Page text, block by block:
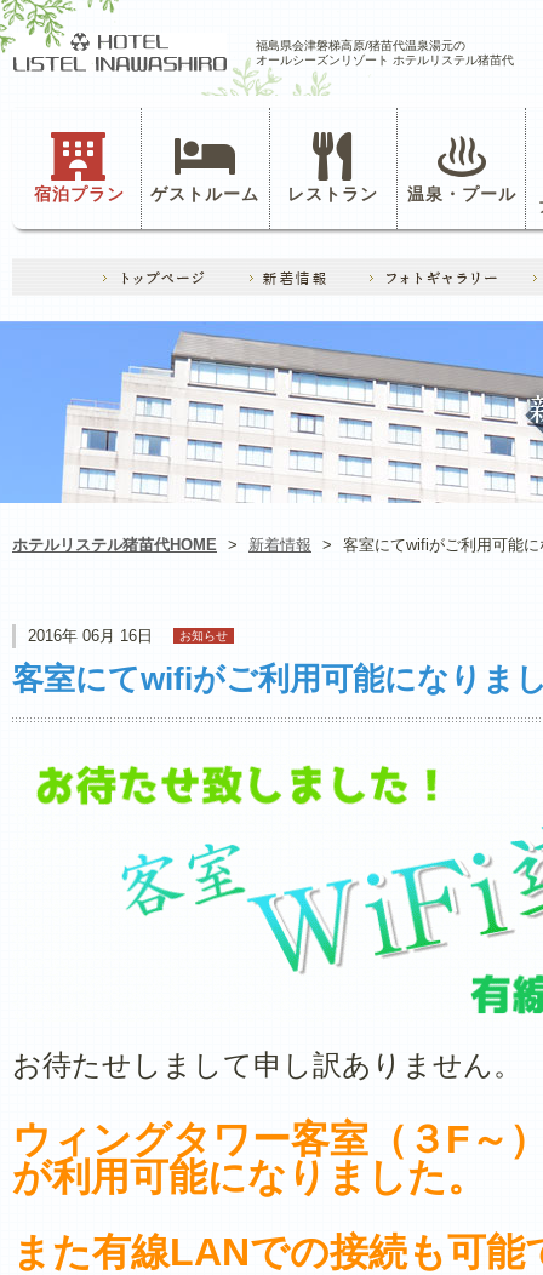
福島県会津磐梯高原/猪苗代温泉湯元の
オールシーズンリゾート ホテルリステル猪苗代
宿泊プラン ゲストルーム レストラン 温泉・プール
ホテルリステル猪苗代HOME > 新着情報 > 客室にてwifiがご利用可能
2016年 06月 16日 お知らせ
客室にてwifiがご利用可能になりま
お待たせしまして申し訳ありません。
ウィングタワー客室（
が利用可能になりました。
また有線LANでの接続も可能